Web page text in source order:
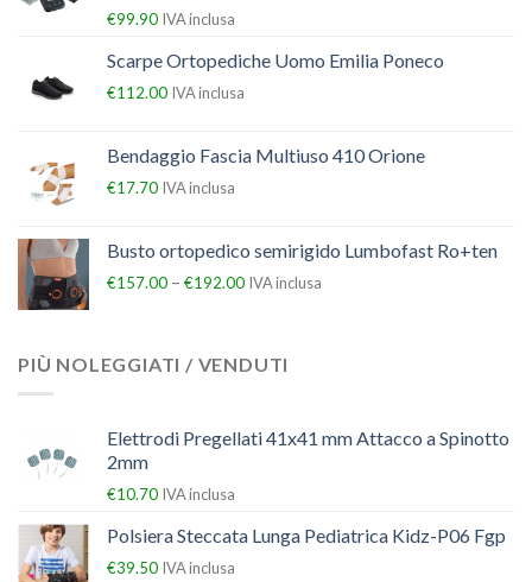
€99.90 IVA inclusa
Scarpe Ortopediche Uomo Emilia Poneco
€112.00 IVA inclusa
Bendaggio Fascia Multiuso 410 Orione
€17.70 IVA inclusa
Busto ortopedico semirigido Lumbofast Ro+ten
€157.00 – €192.00 IVA inclusa
PIÙ NOLEGGIATI / VENDUTI
Elettrodi Pregellati 41x41 mm Attacco a Spinotto
2mm
€10.70 IVA inclusa
Polsiera Steccata Lunga Pediatrica Kidz-P06 Fgp
€39.50 IVA inclusa